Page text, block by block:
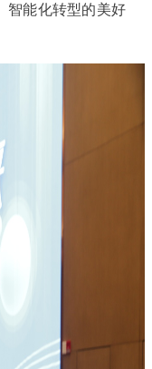
智能化转型的美好